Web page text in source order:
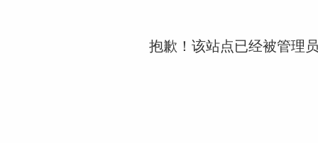
抱歉！该站点已经被管理